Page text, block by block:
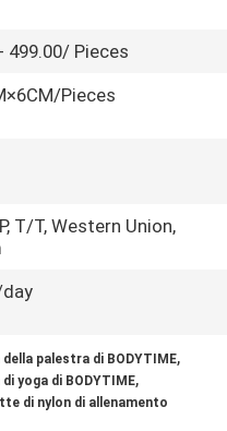
499.00/ Pieces
Pieces
T/T, Western Union,
palestra di BODYTIME,
yoga di BODYTIME,
di nylon di allenamento